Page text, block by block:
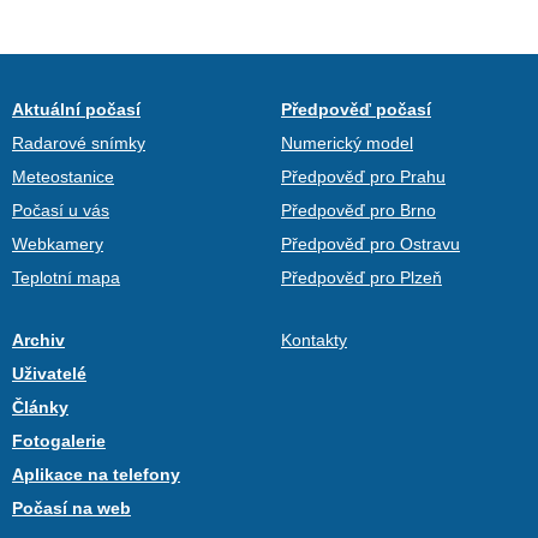
Aktuální počasí
Radarové snímky
Meteostanice
Počasí u vás
Webkamery
Teplotní mapa
Předpověď počasí
Numerický model
Předpověď pro Prahu
Předpověď pro Brno
Předpověď pro Ostravu
Předpověď pro Plzeň
Archiv
Uživatelé
Články
Fotogalerie
Aplikace na telefony
Počasí na web
Kontakty